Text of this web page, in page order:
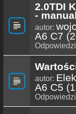
2.0TDI
-
autor:
A6 C7
autor:
A6 C5